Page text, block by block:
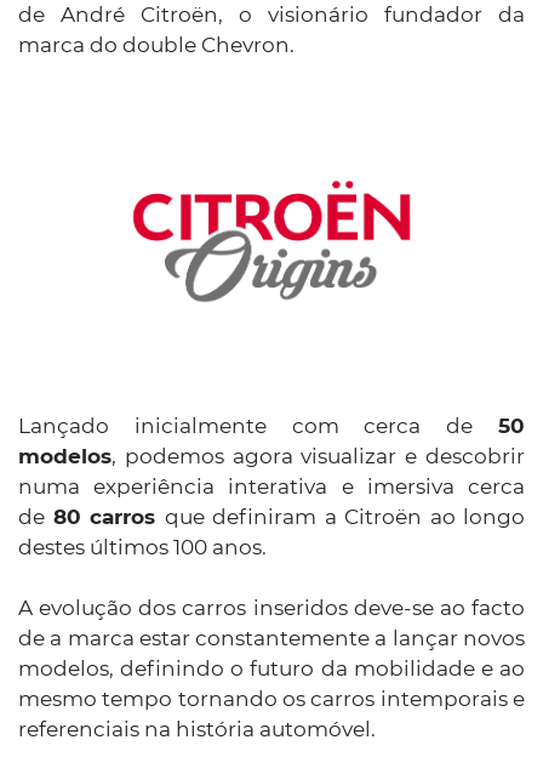
de André Citroën, o visionário fundador da
marca do double Chevron.
Lançado inicialmente com cerca de 50
modelos, podemos agora visualizar e descobrir
numa experiência interativa e imersiva cerca
de 80 carros que definiram a Citroën ao longo
destes últimos 100 anos.
A evolução dos carros inseridos deve-se ao facto
de a marca estar constantemente a lançar novos
modelos, definindo o futuro da mobilidade e ao
mesmo tempo tornando os carros intemporais e
referenciais na história automóvel.